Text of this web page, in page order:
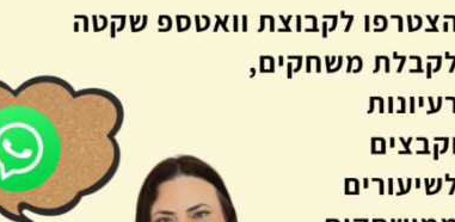
הצלחת לתת כיוונים חדשים לחשיבה
בהירה ונעימה, תוך שאת מדגימה שיש
את הלמידה וההוראה.